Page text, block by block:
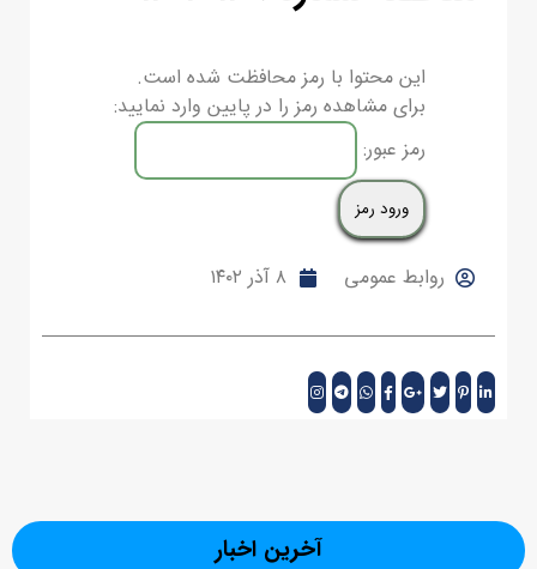
این محتوا با رمز محافظت شده است.
برای مشاهده رمز را در پایین وارد نمایید:
رمز عبور:
روابط عمومی ۸ آذر ۱۴۰۲
آخرین اخبار